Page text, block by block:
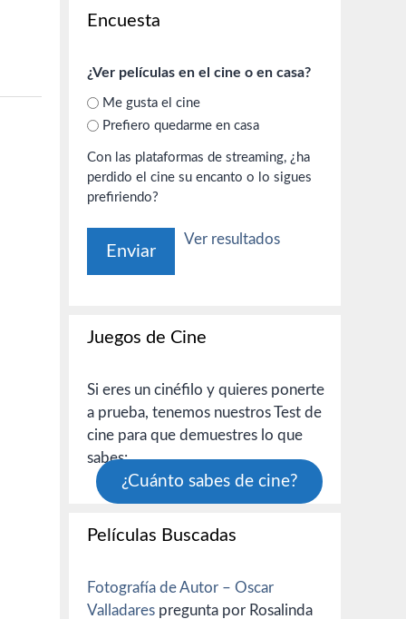
Encuesta
¿Ver películas en el cine o en casa?
Me gusta el cine
Prefiero quedarme en casa
Con las plataformas de streaming, ¿ha
perdido el cine su encanto o lo sigues
prefiriendo?
Ver resultados
Juegos de Cine
Si eres un cinéfilo y quieres ponerte
a prueba, tenemos nuestros Test de
cine para que demuestres lo que
sabes:
¿Cuánto sabes de cine?
Películas Buscadas
Fotografía de Autor – Oscar
Valladares pregunta por Rosalinda